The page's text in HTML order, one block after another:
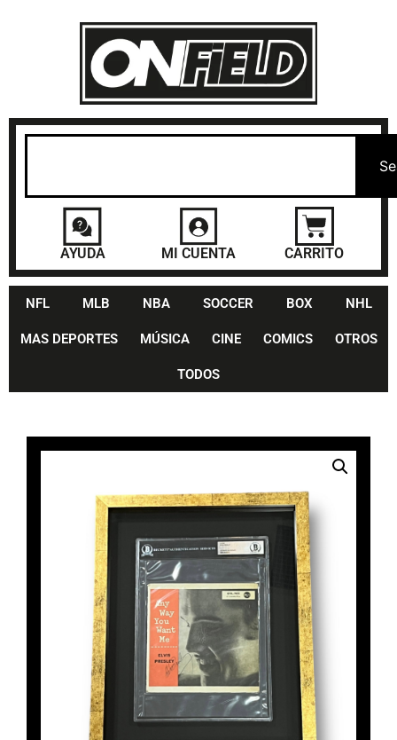
AYUDA MI CUENTA CARRITO
NFL MLB NBA SOCCER BOX NHL
MAS DEPORTES MÚSICA CINE COMICS OTROS
TODOS